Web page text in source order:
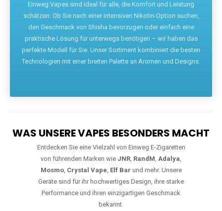
Einweg Vapes sind ideal für alle, die Komfort und Leistung
schätzen. Ob Sie nach einer intensiven Nikotin-Option suchen,
den Geschmack von Shisha bevorzugen oder einfach eine
praktische Lösung für unterwegs benötigen – wir haben das
perfekte Modell für Sie. Unser Sortiment kombiniert die besten
Technologien mit einer breiten Palette an Aromen und Designs.
WAS UNSERE VAPES BESONDERS MACHT
Entdecken Sie eine Vielzahl von Einweg E-Zigaretten
von führenden Marken wie JNR, RandM, Adalya,
Mosmo, Crystal Vape, Elf Bar und mehr. Unsere
Geräte sind für ihr hochwertiges Design, ihre starke
Performance und ihren einzigartigen Geschmack
bekannt.